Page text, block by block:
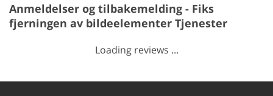
Anmeldelser og tilbakemelding - Fiks
fjerningen av bildeelementer Tjenester
Loading reviews ...